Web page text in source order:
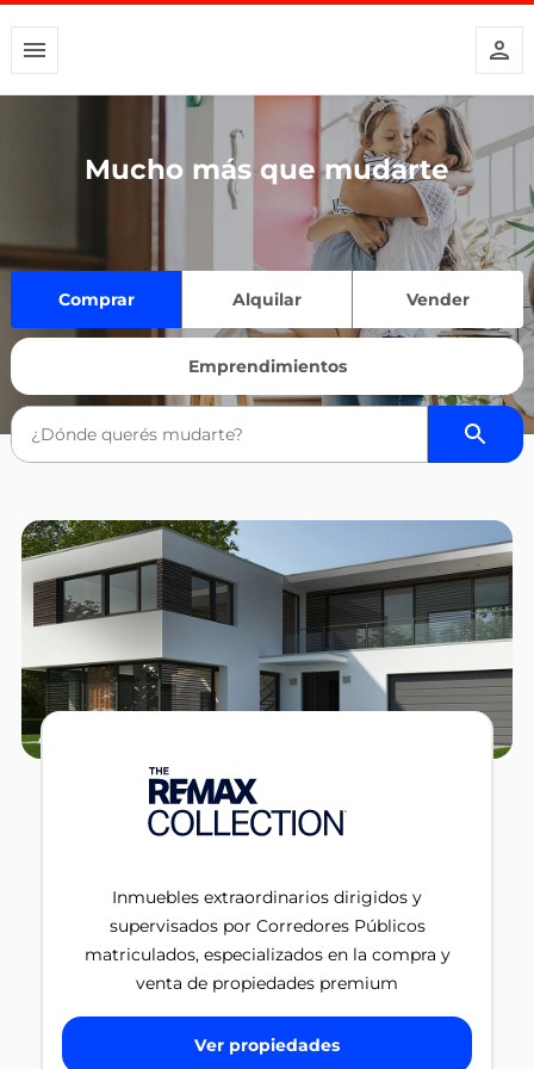
Mucho más que mudarte
Comprar Alquilar Vender
Emprendimientos
Inmuebles extraordinarios dirigidos y
supervisados por Corredores Públicos
matriculados, especializados en la compra y
venta de propiedades premium
Ver propiedades